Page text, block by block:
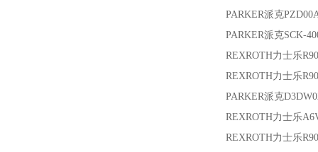
PARKER派克
PARKER派克SCK-
REXROTH力士乐
REXROTH力士乐
PARKER派克
REXROTH力士乐
REXROTH力士乐